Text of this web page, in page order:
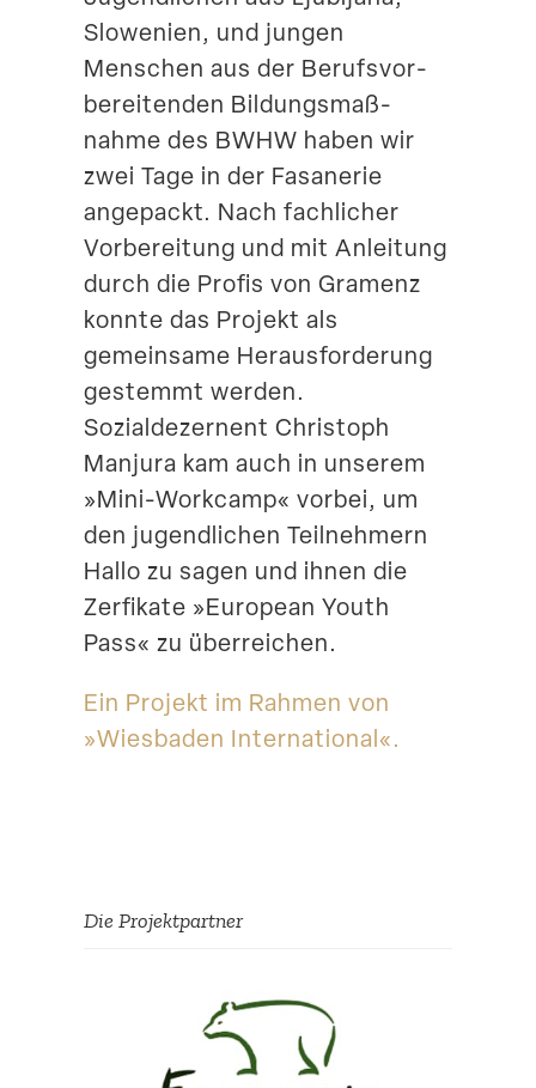
Suche
Slowenien, und jungen
Menschen aus der Berufs­vor­
be­rei­tenden Bildungs­maß­
nahme des BWHW haben wir
zwei Tage in der Fasanerie
angepackt. Nach fachlicher
Vorbe­reitung und mit Anleitung
durch die Profis von Gramenz
konnte das Projekt als
gemeinsame Heraus­for­derung
gestemmt werden.
Sozial­de­zernent Christoph
Manjura kam auch in unserem
»Mini-Workcamp« vorbei, um
den jugend­lichen Teilnehmern
Hallo zu sagen und ihnen die
Zerfikate »European Youth
Pass« zu überreichen.
Ein Projekt im Rahmen von
»Wiesbaden International«.
Die Projekt­partner